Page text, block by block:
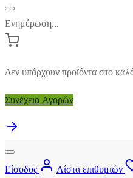
Ενημέρωση...
Δεν υπάρχουν προϊόντα στο
Συνέχεια Αγορών
Είσοδος Λίστα επιθυμιών